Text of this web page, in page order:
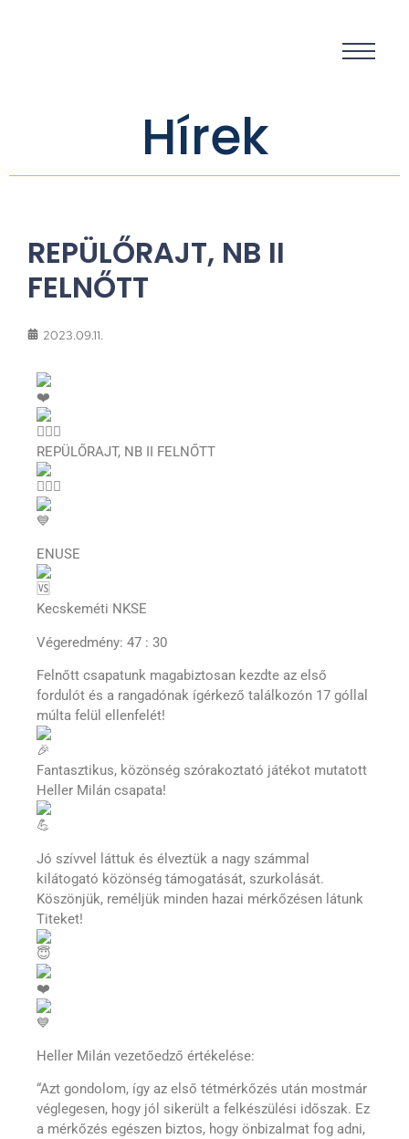
Hírek
REPÜLŐRAJT, NB II
FELNŐTT
2023.09.11.
REPÜLŐRAJT, NB II FELNŐTT
ENUSE
Kecskeméti NKSE
Végeredmény: 47 : 30
Felnőtt csapatunk magabiztosan kezdte az első
fordulót és a rangadónak ígérkező találkozón 17 góllal
múlta felül ellenfelét!
Fantasztikus, közönség szórakoztató játékot mutatott
Heller Milán csapata!
Jó szívvel láttuk és élveztük a nagy számmal
kilátogató közönség támogatását, szurkolását.
Köszönjük, reméljük minden hazai mérkőzésen látunk
Titeket!
Heller Milán vezetőedző értékelése:
“Azt gondolom, így az első tétmérkőzés után mostmár
véglegesen, hogy jól sikerült a felkészülési időszak. Ez
a mérkőzés egészen biztos, hogy önbizalmat fog adni,